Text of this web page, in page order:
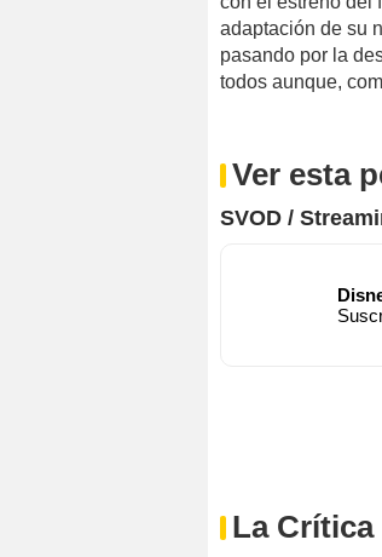
adaptación de su
pasando por la
todos aunque,
Ver esta
SVOD /
La Crítica